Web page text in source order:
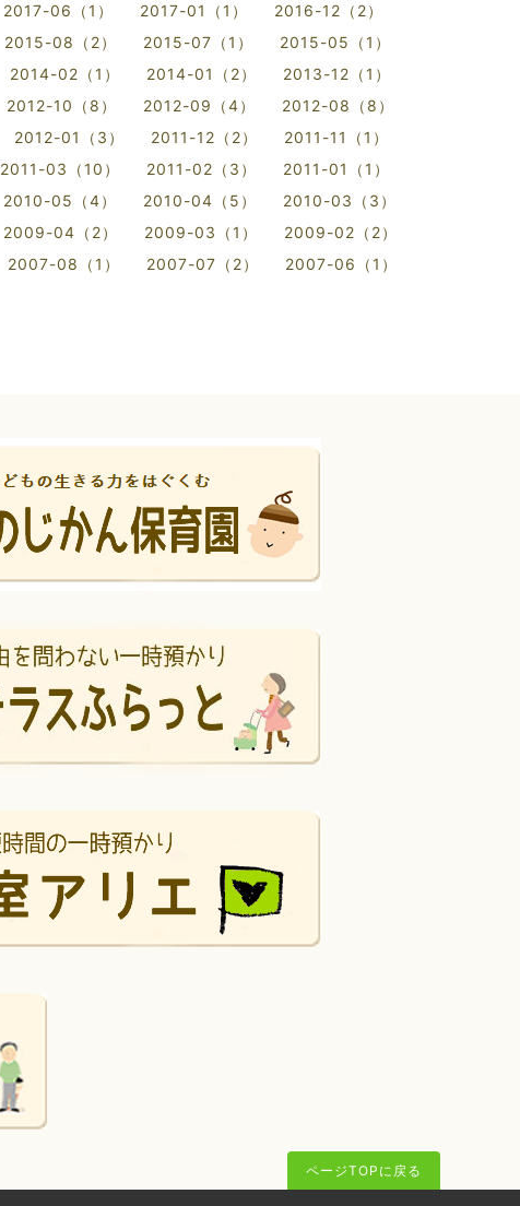
2017-06（1） 2017-01（1）
2016-12（2）
2015-08（2） 2015-07（1）
2015-05（1）
2014-02（1） 2014-01（2）
2013-12（1）
2012-10（8） 2012-09（4）
2012-08（8）
2012-01（3） 2011-12（2）
2011-11（1）
2011-03（10） 2011-02（3）
2011-01（1）
2010-05（4） 2010-04（5）
2010-03（3）
2009-04（2） 2009-03（1）
2009-02（2）
2007-08（1） 2007-07（2）
2007-06（1）
ページTOPに戻る